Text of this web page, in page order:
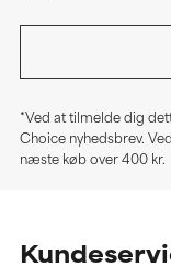
*Ved at tilmelde dig
Choice nyhedsbrev.
næste køb over 400 kr.